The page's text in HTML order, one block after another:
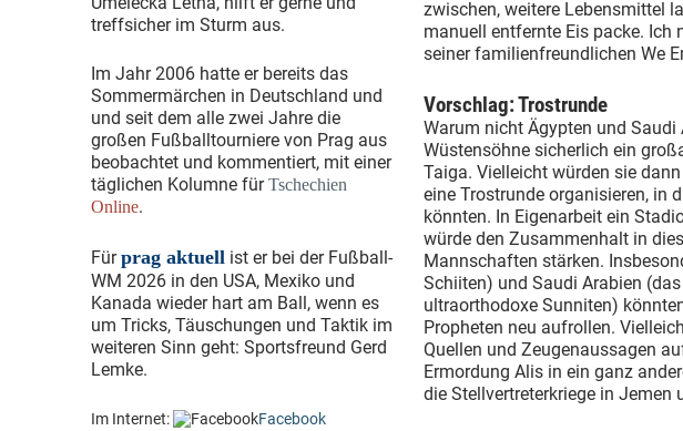
treffsicher im Sturm aus.
Im Jahr 2006 hatte er bereits das
Sommermärchen in Deutschland und
und seit dem alle zwei Jahre die
großen Fußballtourniere von Prag aus
beobachtet und kommentiert, mit einer
täglichen Kolumne fürTschechien
Online.
Fürprag aktuell ist er bei der Fußball-
WM 2026 in den USA, Mexiko und
Kanada wieder hart am Ball, wenn es
um Tricks, Täuschungen und Taktik im
weiteren Sinn geht: Sportsfreund Gerd
Lemke.
Im Internet: Facebook
zwischen, weitere Lebensmittel
manuell entfernte Eis packe. Ich
seiner familienfreundlichen We
Vorschlag: Trostrunde
Warum nicht Ägypten und
Wüstensöhne sicherlich ein
Taiga. Vielleicht würden sie
eine Trostrunde organisieren, in
könnten. In Eigenarbeit ein
würde den Zusammenhalt in
Mannschaften stärken.
Schiiten) und Saudi Arabien
ultraorthodoxe Sunniten)
Propheten neu aufrollen.
Quellen und Zeugenaussagen
Ermordung Alis in ein ganz
die Stellvertreterkriege in Jemen